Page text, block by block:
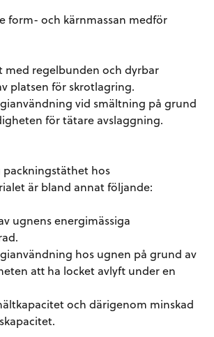
form- och kärnmassan medför
med regelbunden och dyrbar
platsen för skrotlagring.
vid smältning på grund
för tätare avslaggning.
packningstäthet hos
är bland annat följande:
ugnens energimässiga
hos ugnen på grund av
att ha locket avlyft under en
och därigenom minskad